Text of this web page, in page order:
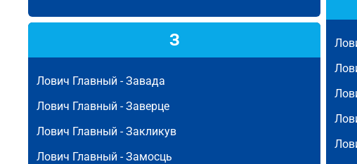
З
Лович Главный -Завада
Лович Главный -Заверце
Лович Главный -Закликув
Лович Главный -Замосць